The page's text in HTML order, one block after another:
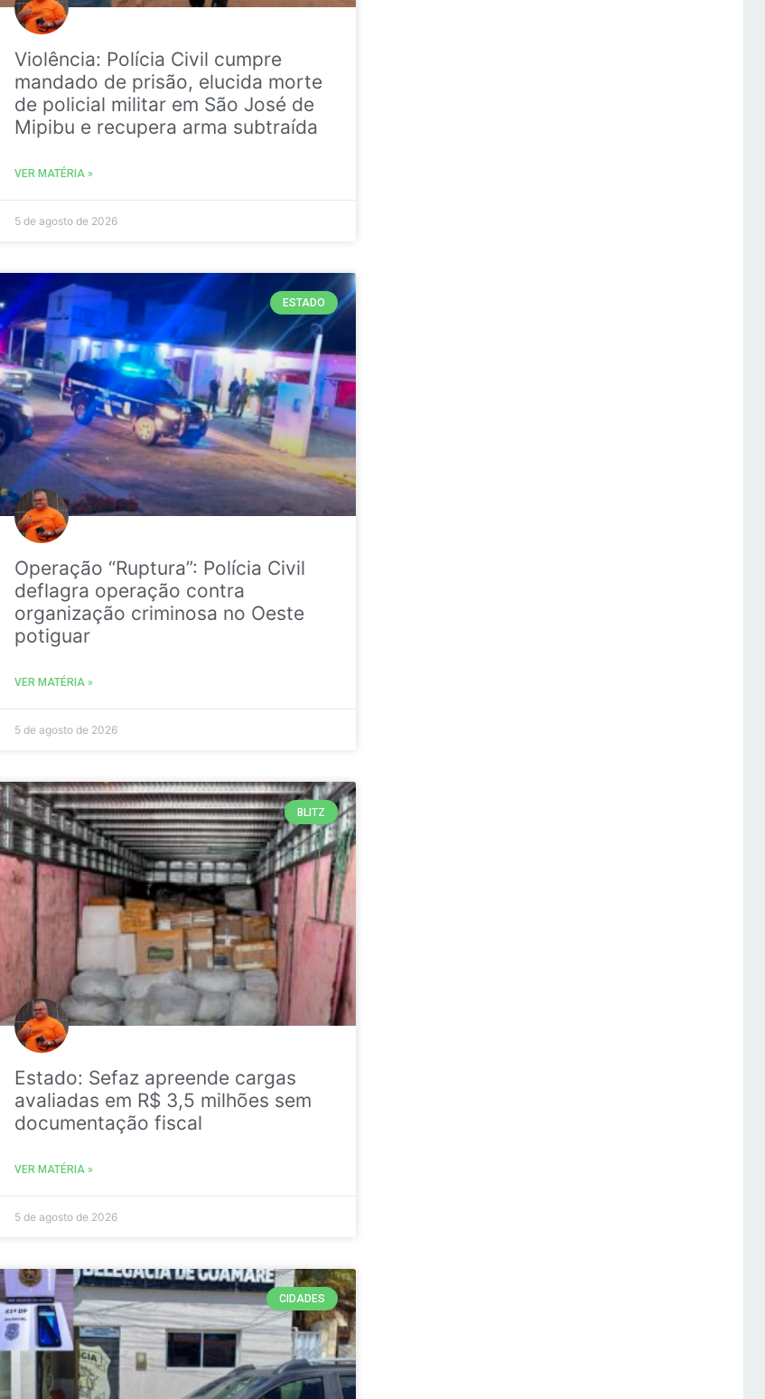
Violência: Polícia Civil cumpre
mandado de prisão, elucida morte
de policial militar em São José de
Mipibu e recupera arma subtraída
VER MATÉRIA »
5 de agosto de 2026
ESTADO
Operação “Ruptura”: Polícia Civil
deflagra operação contra
organização criminosa no Oeste
potiguar
VER MATÉRIA »
5 de agosto de 2026
BLITZ
Estado: Sefaz apreende cargas
avaliadas em R$ 3,5 milhões sem
documentação fiscal
VER MATÉRIA »
5 de agosto de 2026
CIDADES